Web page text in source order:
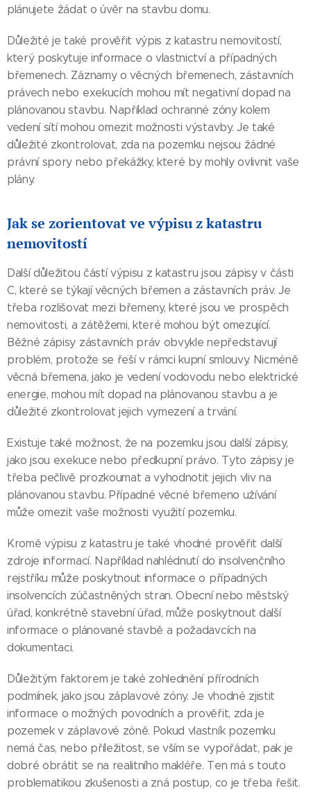
plánujete žádat o úvěr na stavbu domu.
Důležité je také prověřit výpis z katastru nemovitostí,
který poskytuje informace o vlastnictví a případných
břemenech. Záznamy o věcných břemenech, zástavních
právech nebo exekucích mohou mít negativní dopad na
plánovanou stavbu. Například ochranné zóny kolem
vedení sítí mohou omezit možnosti výstavby. Je také
důležité zkontrolovat, zda na pozemku nejsou žádné
právní spory nebo překážky, které by mohly ovlivnit vaše
plány.
Jak se zorientovat ve výpisu z katastru
nemovitostí
Další důležitou částí výpisu z katastru jsou zápisy v části
C, které se týkají věcných břemen a zástavních práv. Je
třeba rozlišovat mezi břemeny, které jsou ve prospěch
nemovitosti, a zátěžemi, které mohou být omezující.
Běžné zápisy zástavních práv obvykle nepředstavují
problém, protože se řeší v rámci kupní smlouvy. Nicméně
věcná břemena, jako je vedení vodovodu nebo elektrické
energie, mohou mít dopad na plánovanou stavbu a je
důležité zkontrolovat jejich vymezení a trvání.
Existuje také možnost, že na pozemku jsou další zápisy,
jako jsou exekuce nebo předkupní právo. Tyto zápisy je
třeba pečlivě prozkoumat a vyhodnotit jejich vliv na
plánovanou stavbu. Případné věcné břemeno užívání
může omezit vaše možnosti využití pozemku.
Kromě výpisu z katastru je také vhodné prověřit další
zdroje informací. Například nahlédnutí do insolvenčního
rejstříku může poskytnout informace o případných
insolvencích zúčastněných stran. Obecní nebo městský
úřad, konkrétně stavební úřad, může poskytnout další
informace o plánované stavbě a požadavcích na
dokumentaci.
Důležitým faktorem je také zohlednění přírodních
podmínek, jako jsou záplavové zóny. Je vhodné zjistit
informace o možných povodních a prověřit, zda je
pozemek v záplavové zóně. Pokud vlastník pozemku
nemá čas, nebo příležitost, se vším se vypořádat, pak je
dobré obrátit se na realitního makléře. Ten má s touto
problematikou zkušenosti a zná postup, co je třeba řešit.